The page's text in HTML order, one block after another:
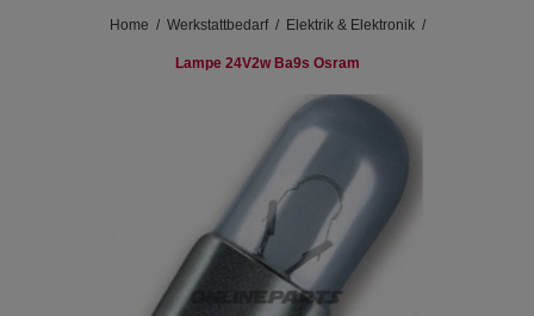
Home / Werkstattbedarf / Elektrik & Elektronik /
Lampe 24V2w Ba9s Osram